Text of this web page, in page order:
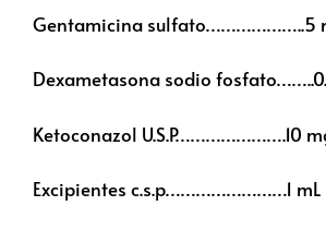
Gentamicina sulfato………………..5
Dexametasona sodio
Ketoconazol U.S.P………………….10
Excipientes c.s.p……………………1 mL